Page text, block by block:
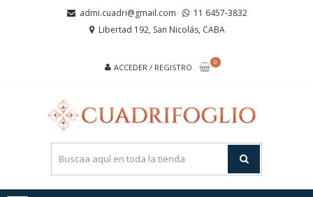
admi.cuadri@gmail.com
11 6457-3832
Libertad 192, San Nicolás, CABA
ACCEDER / REGISTRO
0